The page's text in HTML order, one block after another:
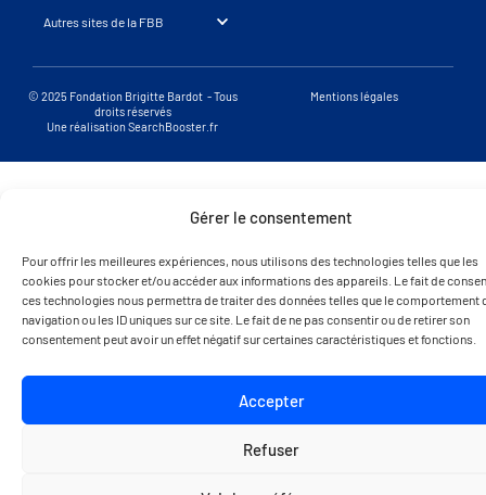
Gérer le consentement
Pour offrir les meilleures expériences, nous utilisons des technologies telles que les
cookies pour stocker et/ou accéder aux informations des appareils. Le fait de
ces technologies nous permettra de traiter des données telles que le comportement
navigation ou les ID uniques sur ce site. Le fait de ne pas consentir ou de retirer son
consentement peut avoir un effet négatif sur certaines caractéristiques et fonctions.
Accepter
Refuser
Autres sites de la FBB
© 2025 Fondation Brigitte Bardot - Tous
droits réservés
Une réalisation SearchBooster.fr
Mentions légales